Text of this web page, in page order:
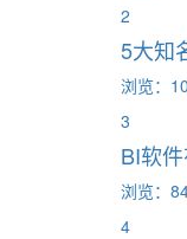
2
5大知
浏览：
3
BI软
浏览：
4